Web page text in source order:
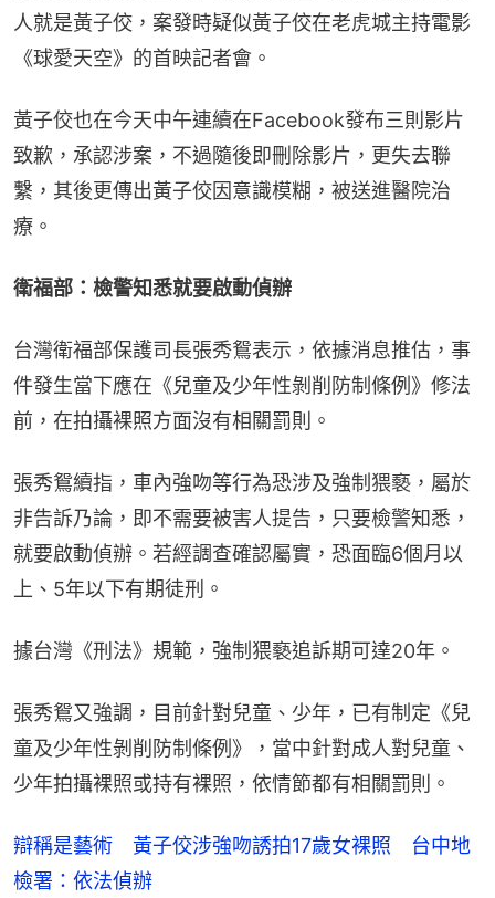
人就是黃子佼，案發時疑似黃子佼在老虎城主持電影
《球愛天空》的首映記者會。
黃子佼也在今天中午連續在Facebook發布三則影片
致歉，承認涉案，不過隨後即刪除影片，更失去聯
繫，其後更傳出黃子佼因意識模糊，被送進醫院治
療。
衛福部：檢警知悉就要啟動偵辦
台灣衛福部保護司長張秀鴛表示，依據消息推估，事
件發生當下應在《兒童及少年性剝削防制條例》修法
前，在拍攝裸照方面沒有相關罰則。
張秀鴛續指，車內強吻等行為恐涉及強制猥褻，屬於
非告訴乃論，即不需要被害人提告，只要檢警知悉，
就要啟動偵辦。若經調查確認屬實，恐面臨6個月以
上、5年以下有期徒刑。
據台灣《刑法》規範，強制猥褻追訴期可達20年。
張秀鴛又強調，目前針對兒童、少年，已有制定《兒
童及少年性剝削防制條例》，當中針對成人對兒童、
少年拍攝裸照或持有裸照，依情節都有相關罰則。
辯稱是藝術 黃子佼涉強吻誘拍17歲女裸照 台中地
檢署：依法偵辦